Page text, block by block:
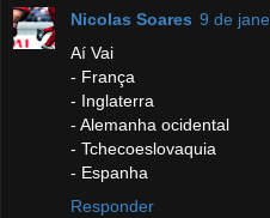
Nicolas Soares 9 de
Aí Vai
- França
- Inglaterra
- Alemanha ocidental
- Tchecoeslovaquia
- Espanha
Responder